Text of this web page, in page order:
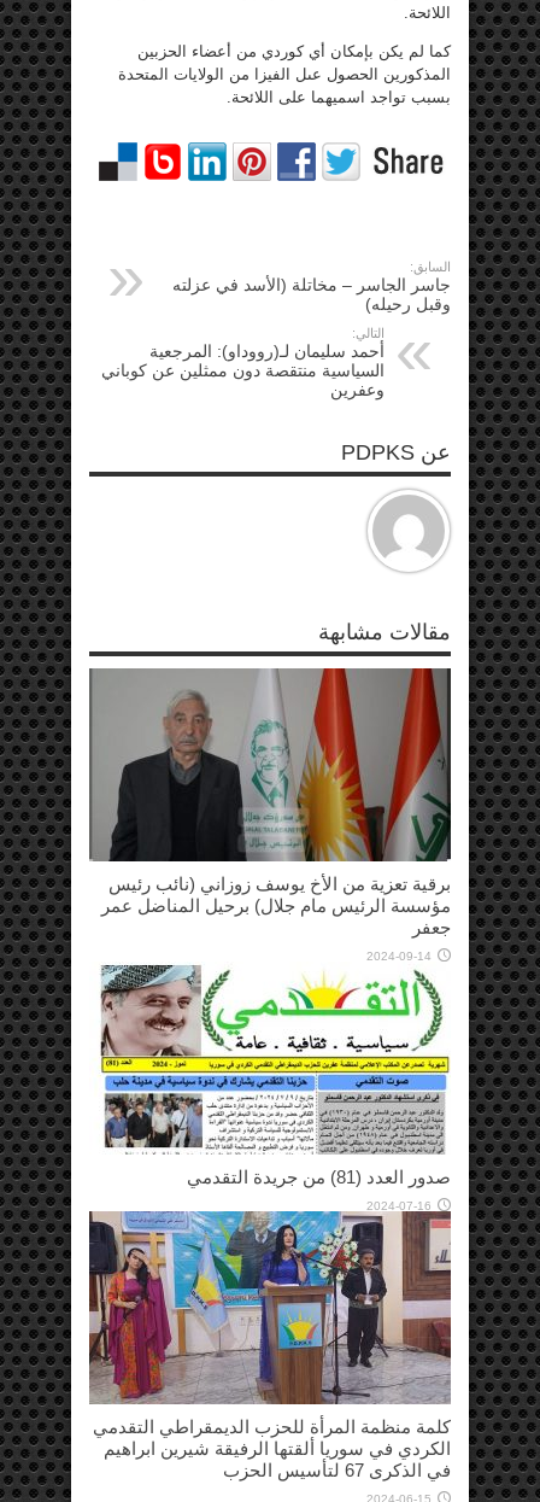
اللائحة.
كما لم يكن بإمكان أي كوردي من أعضاء الحزبين
المذكورين الحصول عىل الفيزا من الولايات المتحدة
بسبب تواجد اسميهما على اللائحة.
السابق:
جاسر الجاسر – مخاتلة (الأسد في عزلته
وقبل رحيله)
التالي:
أحمد سليمان لـ(رووداو): المرجعية
السياسية منتقصة دون ممثلين عن كوباني
وعفرين
عن PDPKS
مقالات مشابهة
برقية تعزية من الأخ يوسف زوزاني (نائب رئيس
مؤسسة الرئيس مام جلال) برحيل المناضل عمر
جعفر
2024-09-14
صدور العدد (81) من جريدة التقدمي
2024-07-16
كلمة منظمة المرأة للحزب الديمقراطي التقدمي
الكردي في سوريا ألقتها الرفيقة شيرين ابراهيم
في الذكرى 67 لتأسيس الحزب
2024-06-15